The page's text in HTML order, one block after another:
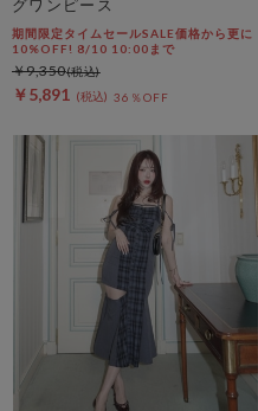
グワンピース
期間限定タイムセールSALE価格から更に
10%OFF! 8/10 10:00まで
￥5,891 36％OFF
￥9,350